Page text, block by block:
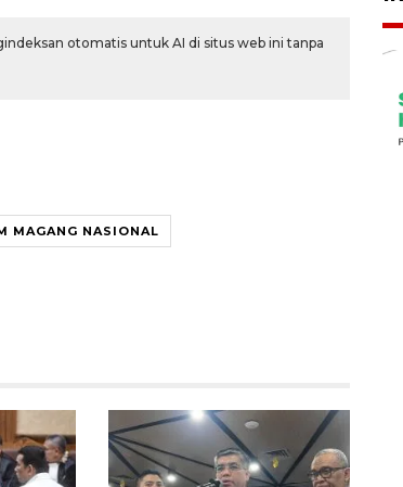
otomatis untuk AI di situs web ini tanpa
MAGANG NASIONAL